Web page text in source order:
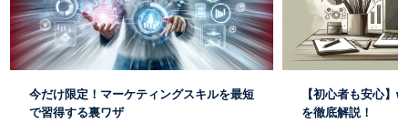
【初心者も安心】webマーケティング用語
を徹底解説！
リードマーケティ
得のための基本戦